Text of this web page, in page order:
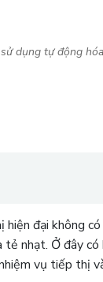
dụng tự động
hiện đại không
nhạt. Ở đây
vụ tiếp thị